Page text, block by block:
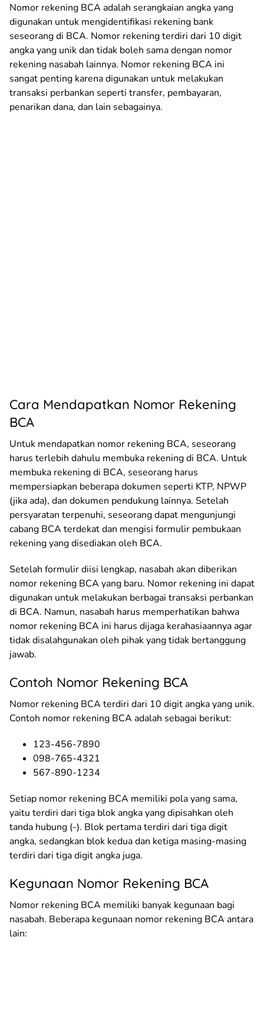
Nomor rekening BCA adalah serangkaian angka yang
digunakan untuk mengidentifikasi rekening bank
seseorang di BCA. Nomor rekening terdiri dari 10 digit
angka yang unik dan tidak boleh sama dengan nomor
rekening nasabah lainnya. Nomor rekening BCA ini
sangat penting karena digunakan untuk melakukan
transaksi perbankan seperti transfer, pembayaran,
penarikan dana, dan lain sebagainya.
Cara Mendapatkan Nomor Rekening
BCA
Untuk mendapatkan nomor rekening BCA, seseorang
harus terlebih dahulu membuka rekening di BCA. Untuk
membuka rekening di BCA, seseorang harus
mempersiapkan beberapa dokumen seperti KTP, NPWP
(jika ada), dan dokumen pendukung lainnya. Setelah
persyaratan terpenuhi, seseorang dapat mengunjungi
cabang BCA terdekat dan mengisi formulir pembukaan
rekening yang disediakan oleh BCA.
Setelah formulir diisi lengkap, nasabah akan diberikan
nomor rekening BCA yang baru. Nomor rekening ini dapat
digunakan untuk melakukan berbagai transaksi perbankan
di BCA. Namun, nasabah harus memperhatikan bahwa
nomor rekening BCA ini harus dijaga kerahasiaannya agar
tidak disalahgunakan oleh pihak yang tidak bertanggung
jawab.
Contoh Nomor Rekening BCA
Nomor rekening BCA terdiri dari 10 digit angka yang unik.
Contoh nomor rekening BCA adalah sebagai berikut:
123-456-7890
098-765-4321
567-890-1234
Setiap nomor rekening BCA memiliki pola yang sama,
yaitu terdiri dari tiga blok angka yang dipisahkan oleh
tanda hubung (-). Blok pertama terdiri dari tiga digit
angka, sedangkan blok kedua dan ketiga masing-masing
terdiri dari tiga digit angka juga.
Kegunaan Nomor Rekening BCA
Nomor rekening BCA memiliki banyak kegunaan bagi
nasabah. Beberapa kegunaan nomor rekening BCA antara
lain: